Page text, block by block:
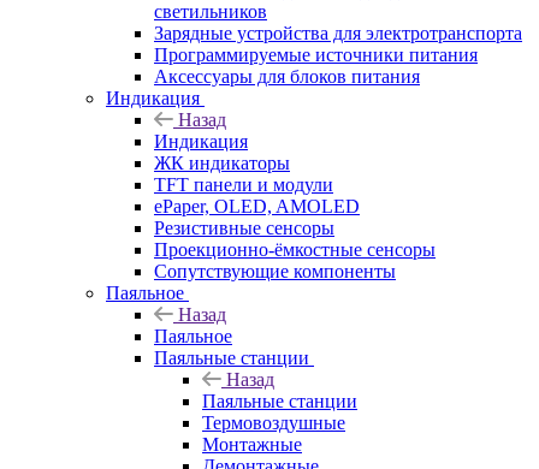
светильников
Зарядные устройства для электротранспорта
Программируемые источники питания
Аксессуары для блоков питания
Индикация
Назад
Индикация
ЖК индикаторы
TFT панели и модули
ePaper, OLED, AMOLED
Резистивные сенсоры
Проекционно-ёмкостные сенсоры
Сопутствующие компоненты
Паяльное
Назад
Паяльное
Паяльные станции
Назад
Паяльные станции
Термовоздушные
Монтажные